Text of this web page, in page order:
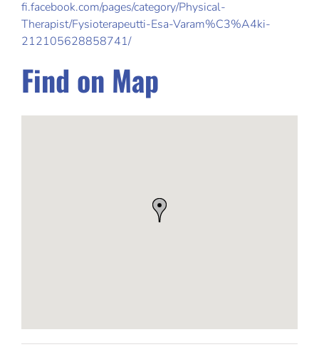
fi.facebook.com/pages/category/Physical-
Therapist/Fysioterapeutti-Esa-Varam%C3%A4ki-
212105628858741/
Find on Map